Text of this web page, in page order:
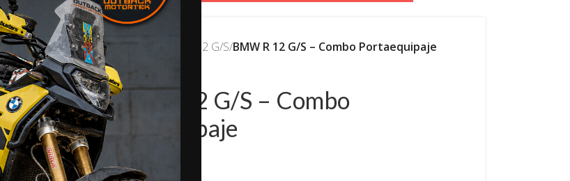
Inicio BMW R 12 G/S/BMW R 12 G/S – Combo Portaequipaje
BMW R 12 G/S – Combo
Portaequipaje
$250.000,0